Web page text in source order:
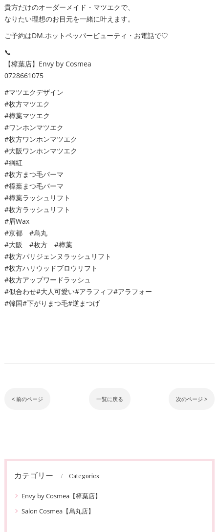
貴方だけのオーダーメイド・マツエクで、
なりたい理想のお目元を一緒に叶えます。
ご予約はDM.ホットペッパービューティ・お電話で♡
📞
【樟葉店】Envy by Cosmea
0728661075
#マツエクデザイン
#枚方マツエク
#樟葉マツエク
#ワンホンマツエク
#枚方ワンホンマツエク
#大阪ワンホンマツエク
#綱紅
#枚方まつ毛パーマ
#樟葉まつ毛パーマ
#樟葉ラッシュリフト
#枚方ラッシュリフト
#眉Wax
#京都 #烏丸
#大阪 #枚方 #樟葉
#枚方パリジェンヌラッシュリフト
#枚方ハリウッドブロウリフト
#枚方アップワードラッシュ
#似合わせ#大人可愛い#アラフィフ#アラフォー
#韓国#下がりまつ毛#逆まつげ
< 前のページ 一覧に戻る 次のページ >
カテゴリー Categories
Envy by Cosmea【樟葉店】
Salon Cosmea【烏丸店】